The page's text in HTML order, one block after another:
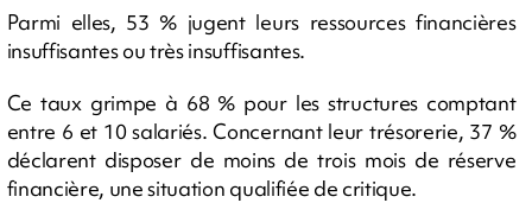
Parmi elles, 53 % jugent leurs ressources financières
insuffisantes ou très insuffisantes.
Ce taux grimpe à 68 % pour les structures comptant
entre 6 et 10 salariés. Concernant leur trésorerie, 37 %
déclarent disposer de moins de trois mois de réserve
financière, une situation qualifiée de critique.